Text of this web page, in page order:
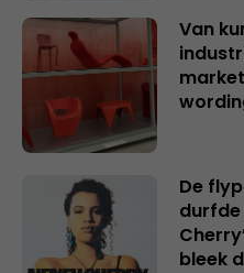
Van
De
durfde
bleek